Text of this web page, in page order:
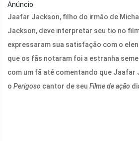
Anúncio
Jaafar Jackson, filho do irmão de
Jackson, deve interpretar seu tio no
expressaram sua satisfação com o
que os fãs notaram foi a estranha
com um fã até comentando que Jaafar
o Perigoso cantor de seu Filme de ação